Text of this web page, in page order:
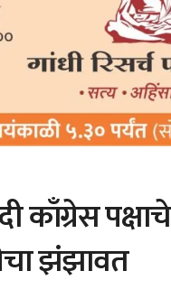
काँग्रेस पक्षाचे
झंझावत